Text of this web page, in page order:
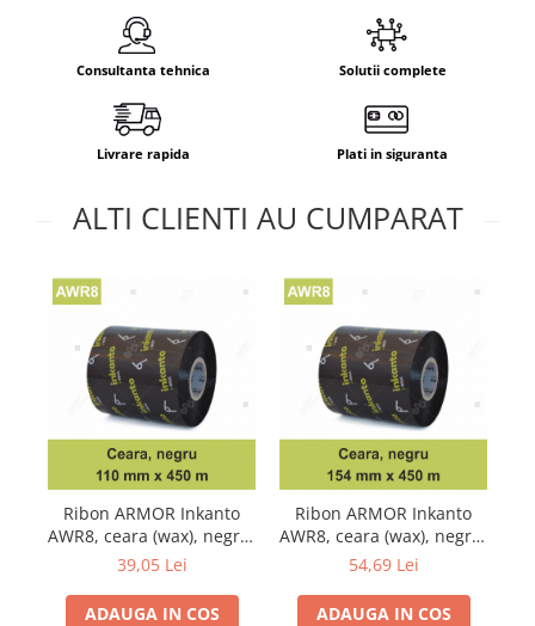
Consultanta tehnica Solutii complete
Livrare rapida Plati in siguranta
ALTI CLIENTI AU CUMPARAT
Ribon ARMOR Inkanto
AWR8, ceara (wax), negru,
110mmX450M, OUT
39,05 Lei
ADAUGA IN COS
Ribon ARMOR Inkanto
AWR8, ceara (wax), negru,
154mmX450M, OUT
54,69 Lei
ADAUGA IN COS